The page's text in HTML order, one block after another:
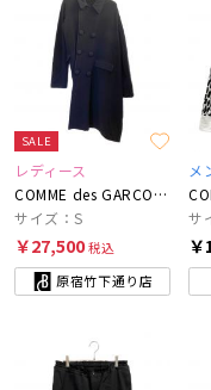
SALE
レディース
COMME des GARCONS COMME des GARCONS
サイズ：S
￥27,500税込
原宿竹下通り店
メ
サ